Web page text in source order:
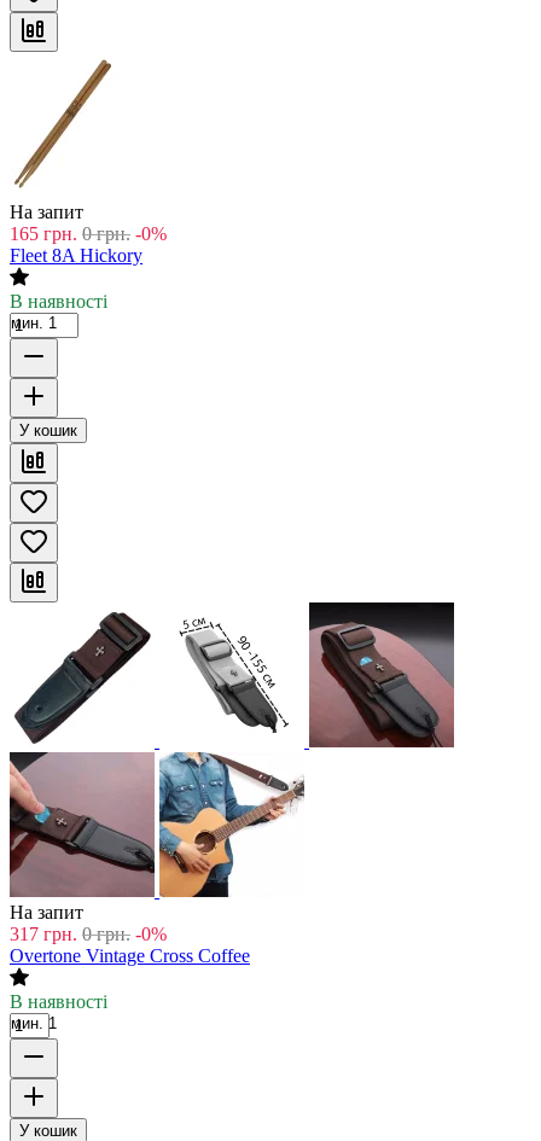
На запит
165 грн. 0 грн. -0%
Fleet 8A Hickory
В наявності
мин. 1
У кошик
На запит
317 грн. 0 грн. -0%
Overtone Vintage Cross Coffee
В наявності
мин. 1
У кошик